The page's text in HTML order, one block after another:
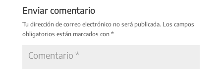
Enviar comentario
Tu dirección de correo electrónico no será publicada. Los campos
obligatorios están marcados con *